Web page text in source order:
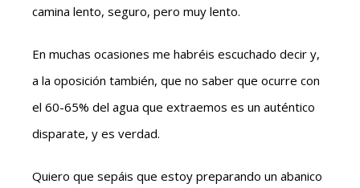
camina lento, seguro, pero muy lento.
En muchas ocasiones me habréis escuchado decir y,
a la oposición también, que no saber que ocurre con
el 60-65% del agua que extraemos es un auténtico
disparate, y es verdad.
Quiero que sepáis que estoy preparando un abanico